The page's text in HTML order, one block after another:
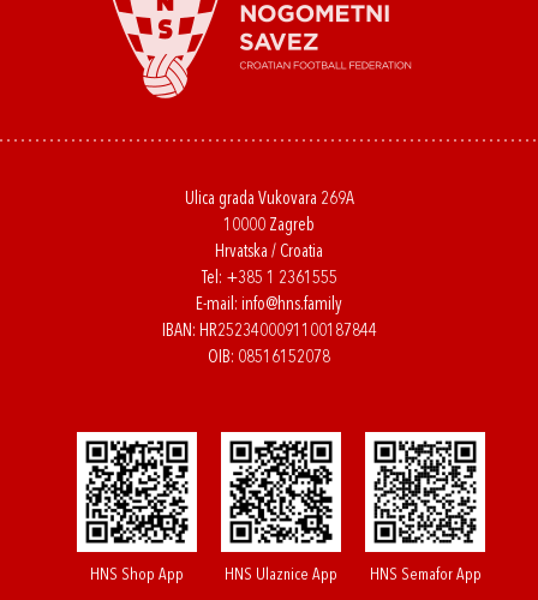
Ulica grada Vukovara 269A
10000 Zagreb
Hrvatska / Croatia
Tel: +385 1 2361555
E-mail: info@hns.family
IBAN: HR2523400091100187844
OIB: 08516152078
HNS Shop App HNS Ulaznice App HNS Semafor App